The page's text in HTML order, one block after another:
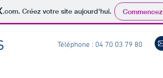
.com. Créez votre site aujourd'hui. Commencez
Téléphone : 04 70 03 79 80